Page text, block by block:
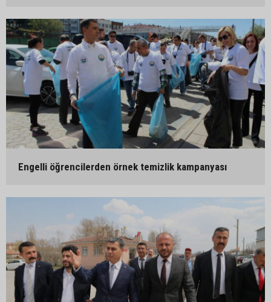
Engelli öğrencilerden örnek temizlik kampanyası